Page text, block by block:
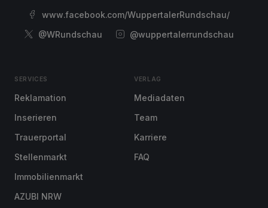
www.facebook.com/WuppertalerRundschau/
@WRundschau
@wuppertalerrundschau
SERVICES
Reklamation
Inserieren
Trauerportal
Stellenmarkt
Immobilienmarkt
AZUBI NRW
VERLAG
Mediadaten
Team
Karriere
FAQ